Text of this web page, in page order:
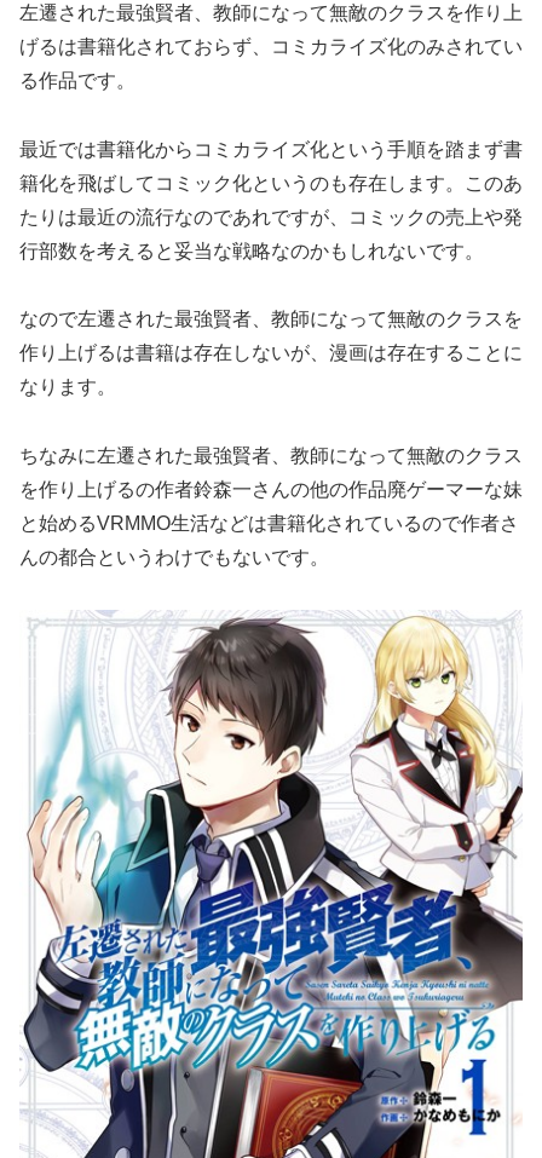
左遷された最強賢者、教師になって無敵のクラスを作り上
げるは書籍化されておらず、コミカライズ化のみされてい
る作品です。
最近では書籍化からコミカライズ化という手順を踏まず書
籍化を飛ばしてコミック化というのも存在します。このあ
たりは最近の流行なのであれですが、コミックの売上や発
行部数を考えると妥当な戦略なのかもしれないです。
なので左遷された最強賢者、教師になって無敵のクラスを
作り上げるは書籍は存在しないが、漫画は存在することに
なります。
ちなみに左遷された最強賢者、教師になって無敵のクラス
を作り上げるの作者鈴森一さんの他の作品廃ゲーマーな妹
と始めるVRMMO生活などは書籍化されているので作者さ
んの都合というわけでもないです。